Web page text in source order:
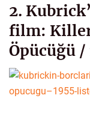
2.
film:
Öpücüğü /